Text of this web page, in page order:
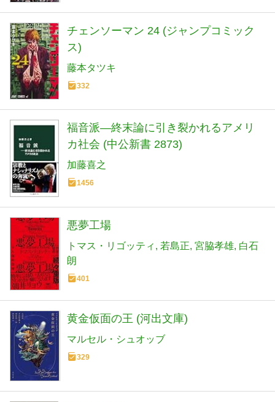
チェンソーマン 24 (ジャンプコミック
ス)
藤本タツキ
332
福音派―終末論に引き裂かれるアメリ
カ社会 (中公新書 2873)
加藤喜之
1456
悪夢工場
トマス・リゴッティ 若島正 宮脇孝雄 白石
朗
401
黄金仮面の王 (河出文庫)
マルセル・シュオッブ
329